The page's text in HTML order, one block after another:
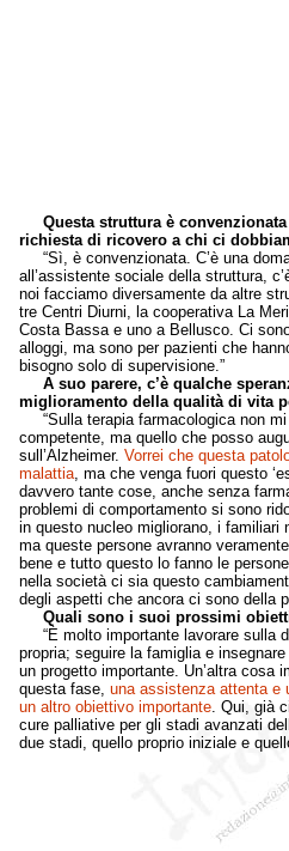
Questa struttura è
richiesta di ricovero a chi ci
“Sì, è convenzionata. C’è una
all’assistente sociale della struttura,
noi facciamo diversamente da altre
tre Centri Diurni, la cooperativa La
Costa Bassa e uno a Bellusco. Ci
alloggi, ma sono per pazienti che
bisogno solo di supervisione.”
A suo parere, c’è qualche
miglioramento della qualità di vita
“Sulla terapia farmacologica non mi
competente, ma quello che posso
sull’Alzheimer. Vorrei che questa
malattia, ma che venga fuori questo
davvero tante cose, anche senza
problemi di comportamento si sono
in questo nucleo migliorano, i
ma queste persone avranno
bene e tutto questo lo fanno le
nella società ci sia questo
degli aspetti che ancora ci sono della
Quali sono i suoi prossimi
“È molto importante lavorare sulla
propria; seguire la famiglia e
un progetto importante. Un’altra cosa
questa fase, una assistenza attenta e
un altro obiettivo importante. Qui, già
cure palliative per gli stadi avanzati
due stadi, quello proprio iniziale e